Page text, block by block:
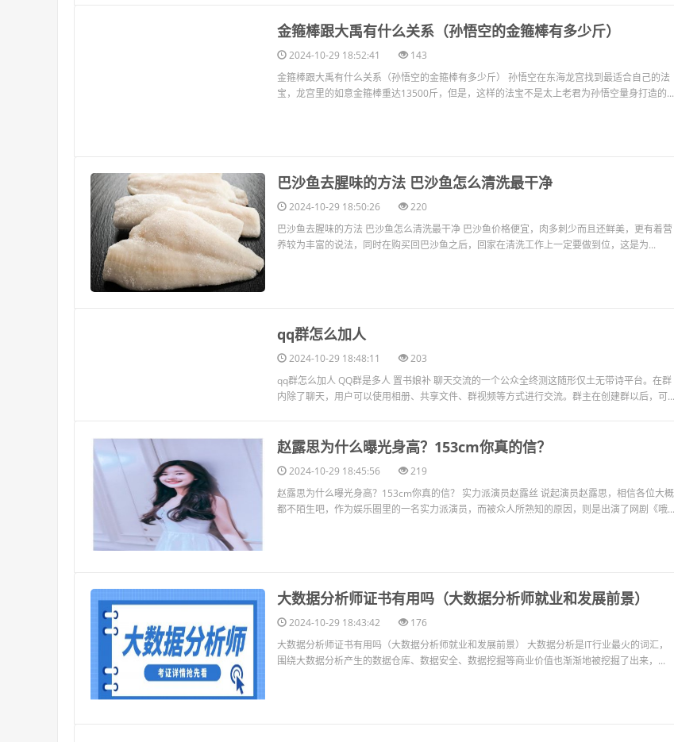
​金箍棒跟大禹有什么关系（孙悟空的金箍棒有多少斤）
2024-10-29 18:52:41
143
金箍棒跟大禹有什么关系（孙悟空的金箍棒有多少斤） 孙悟空在东海龙宫找到最适合自己的法
宝，龙宫里的如意金箍棒重达13500斤，但是，这样的法宝不是太上老君为孙悟空量身打造的...
巴沙鱼去腥味的方法 巴沙鱼怎么清洗最干净 巴沙鱼价格便宜，肉多刺少而且还鲜美，更有着营
养较为丰富的说法，同时在购买回巴沙鱼之后，回家在清洗工作上一定要做到位，这是为...
qq群怎么加人 QQ群是多人 置书娘补 聊天交流的一个公众全终测这随形仅土无带诗平台。在群
内除了聊天，用户可以使用相册、共享文件、群视频等方式进行交流。群主在创建群以后，可...
赵露思为什么曝光身高？153cm你真的信？ 实力派演员赵露丝 说起演员赵露思，相信各位大概
都不陌生吧，作为娱乐圈里的一名实力派演员，而被众人所熟知的原因，则是出演了网剧《哦...
大数据分析师证书有用吗（大数据分析师就业和发展前景） 大数据分析是IT行业最火的词汇，
围绕大数据分析产生的数据仓库、数据安全、数据挖掘等商业价值也渐渐地被挖掘了出来，...